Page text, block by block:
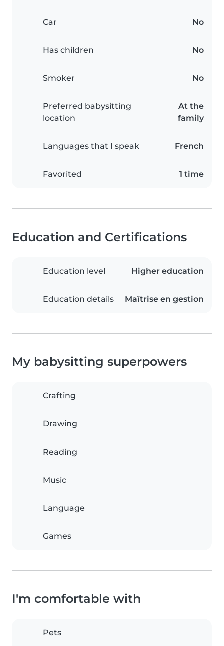
Car No
Has children No
Smoker No
Preferred babysitting
location
At the
family
Languages that I speak French
Favorited 1 time
Education and Certifications
Education level Higher education
Education details Maîtrise en gestion
My babysitting superpowers
Crafting
Drawing
Reading
Music
Language
Games
I'm comfortable with
Pets